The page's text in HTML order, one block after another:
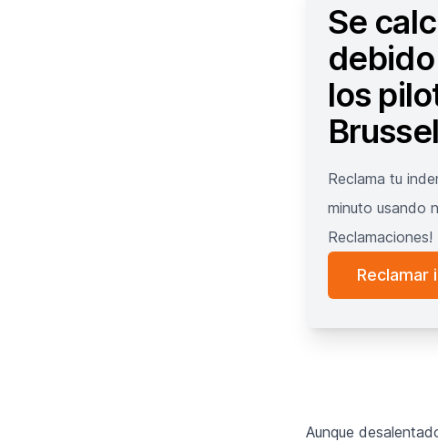
Se
los
Reclama tu
minuto usando
Reclamaciones!
Reclamar
Aunque